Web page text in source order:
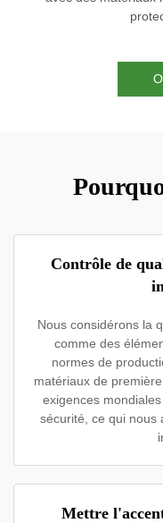
Contrôle de
Nous considérons la
comme des
normes de
matériaux de
exigences
sécurité, ce qui nous
Mettre